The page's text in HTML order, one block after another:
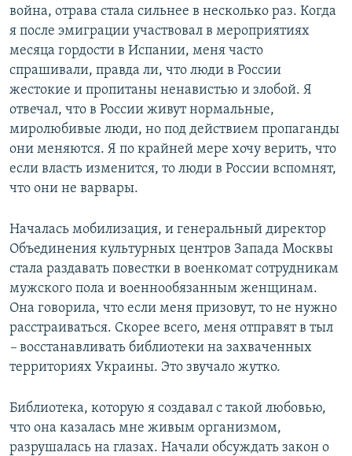
война, отрава стала сильнее в несколько раз. Когда
я после эмиграции участвовал в мероприятиях
месяца гордости в Испании, меня часто
спрашивали, правда ли, что люди в России
жестокие и пропитаны ненавистью и злобой. Я
отвечал, что в России живут нормальные,
миролюбивые люди, но под действием пропаганды
они меняются. Я по крайней мере хочу верить, что
если власть изменится, то люди в России вспомнят,
что они не варвары.
Началась мобилизация, и генеральный директор
Объединения культурных центров Запада Москвы
стала раздавать повестки в военкомат сотрудникам
мужского пола и военнообязанным женщинам.
Она говорила, что если меня призовут, то не нужно
расстраиваться. Скорее всего, меня отправят в тыл
– восстанавливать библиотеки на захваченных
территориях Украины. Это звучало жутко.
Библиотека, которую я создавал с такой любовью,
что она казалась мне живым организмом,
разрушалась на глазах. Начали обсуждать закон о